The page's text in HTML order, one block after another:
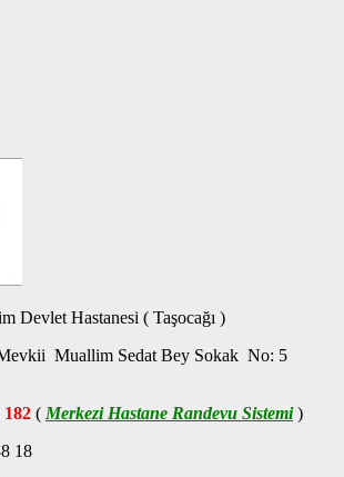
Devlet Hastanesi ( Taşocağı )
Mevkii Muallim Sedat Bey Sokak No: 5
182 ( Merkezi Hastane Randevu Sistemi )
18